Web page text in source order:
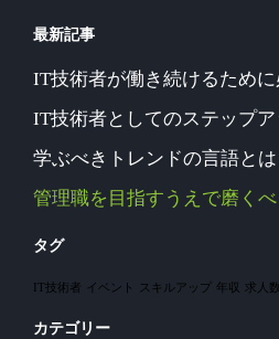
最新記事
IT技術者が働き続けるため
IT技術者としてのステップ
学ぶべきトレンドの言語とは
管理職を目指すうえで磨く
タグ
IT技術者 イベント スキルアップ 年収 求人数
カテゴリー